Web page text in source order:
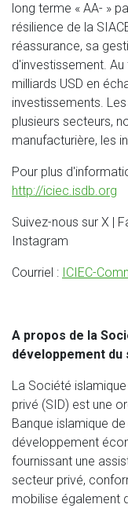
long terme « AA- »
résilience de la
réassurance, sa
d'investissement. Au
milliards USD en
investissements.
plusieurs secteurs,
manufacturière, les
Pour plus
http://iciec.isdb.org
Suivez-nous sur X |
Instagram
Courriel : ICIEC-
A propos de la
développement
La Société
privé (SID) est une
Banque islamique
développement
fournissant une
secteur privé,
mobilise également